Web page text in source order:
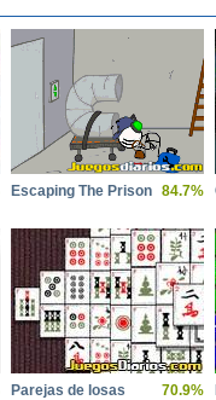
Escaping The Prison 84.7%
Parejas de losas 70.9%